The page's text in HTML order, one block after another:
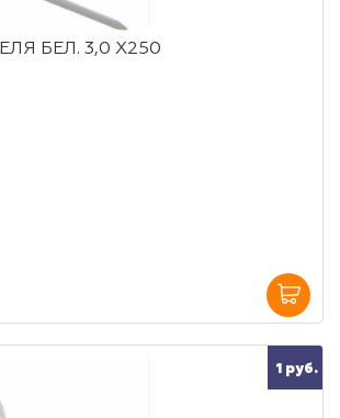
БЕЛ. 3,0 Х250
1 руб.